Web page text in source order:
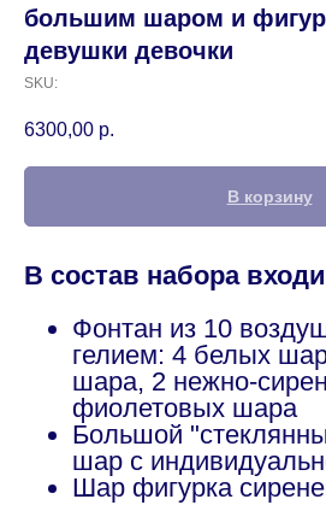
большим шаром и
девушки девочки
SKU:
6300,00 р.
В корзину
В состав набора
Фонтан из 10
гелием: 4 белых
шара, 2 нежно-
фиолетовых шара
Большой
шар с
Шар фигурка